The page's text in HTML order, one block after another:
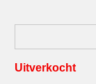
Uitverkocht